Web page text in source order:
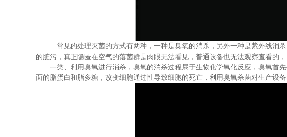
常见的处理灭菌的方式有两种，一种是臭氧的消杀，另外一种是紫外线消
的脏污，真正隐匿在空气的落菌群是肉眼无法看见，普通设备也无法观察查看的
一类、利用臭氧进行消杀，臭氧的消杀过程属于生物化学氧化反应，臭氧首
面的脂蛋白和脂多糖，改变细胞通过性导致细胞的死亡，利用臭氧杀菌对生产设